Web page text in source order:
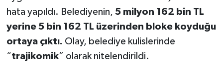
hata yapıldı. Belediyenin, 5 milyon 162 bin TL
yerine 5 bin 162 TL üzerinden bloke koyduğu
ortaya çıktı. Olay, belediye kulislerinde
“trajikomik” olarak nitelendirildi.